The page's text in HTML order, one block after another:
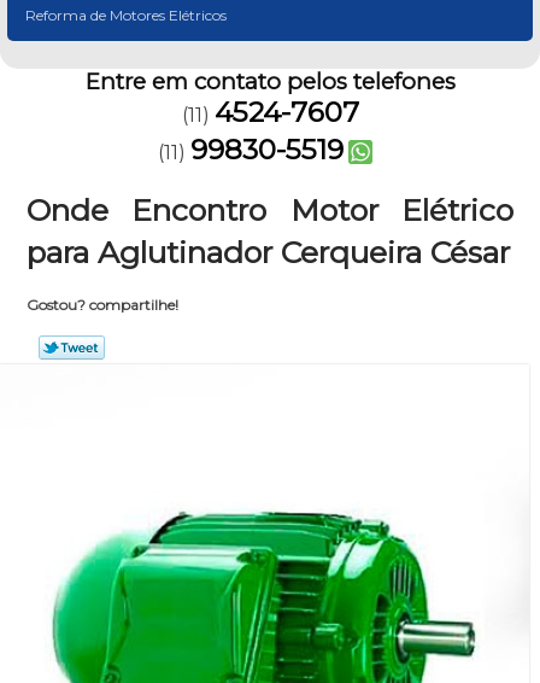
Reforma de Motores Elétricos
Entre em contato pelos telefones
(11) 4524-7607
(11) 99830-5519
Onde Encontro Motor Elétrico
para Aglutinador Cerqueira César
Gostou? compartilhe!